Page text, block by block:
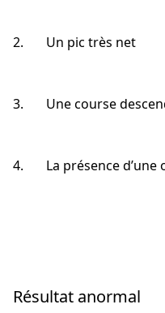
2. Un pic très net
3. Une course
4. La présence d’une
Résultat anormal